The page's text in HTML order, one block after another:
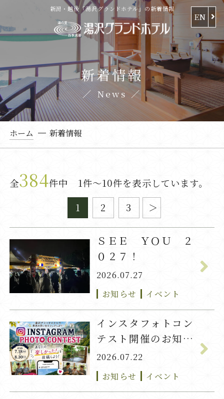
新潟・越後「湯沢グランドホテル」の新着情報
EN
新着情報
News
ホーム 新着情報
全384件中 1件～10件を表示しています。
1
2 3
ＳＥＥ ＹＯＵ ２
０２７！
2026.07.27
お知らせ
イベント
インスタフォトコン
テスト開催のお知ら
せ
2026.07.22
お知らせ
イベント